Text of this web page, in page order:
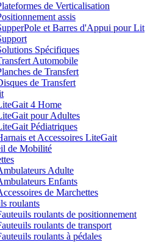
de Verticalisation
assis
et Barres d'Appui pour Lit
Spécifiques
Automobile
de Transfert
de Transfert
4 Home
pour Adultes
Pédiatriques
et Accessoires LiteGait
de Mobilité
Adulte
Enfants
de Marchettes
roulants
roulants de positionnement
roulants de transport
roulants à pédales